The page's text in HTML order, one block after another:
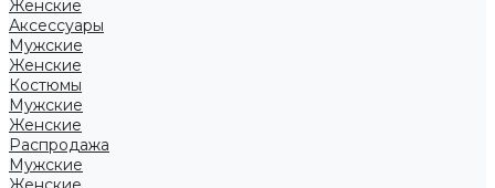
Женские
Аксессуары
Мужские
Женские
Костюмы
Мужские
Женские
Распродажа
Мужские